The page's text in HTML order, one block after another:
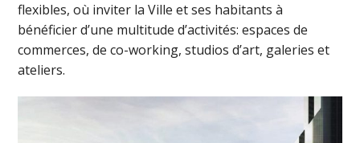
flexibles, où inviter la Ville et ses habitants à
bénéficier d’une multitude d’activités: espaces de
commerces, de co-working, studios d’art, galeries et
ateliers.